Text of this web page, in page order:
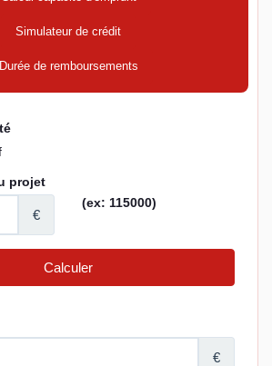
Simulateur de crédit
Durée de remboursements